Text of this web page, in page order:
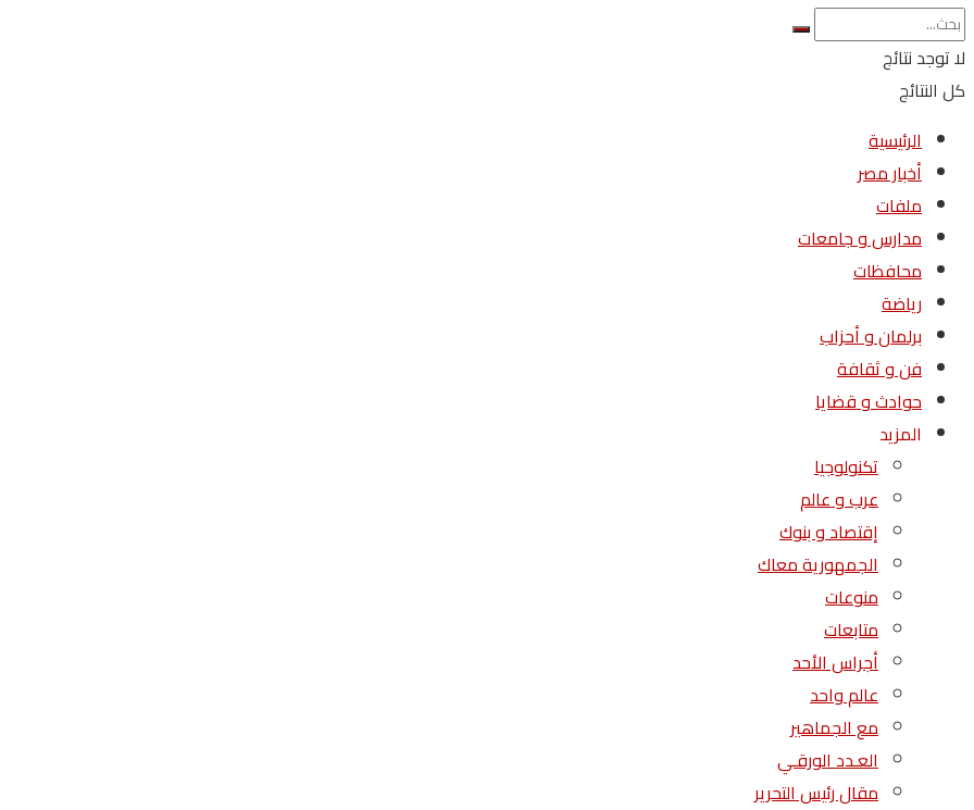
لا توجد نتائج
كل النتائج
الرئيسية
أخبار مصر
ملفات
مدارس و جامعات
محافظات
رياضة
برلمان و أحزاب
فن و ثقافة
حوادث و قضايا
المزيد
تكنولوجيا
عرب و عالم
إقتصاد و بنوك
الجمهورية معاك
منوعات
متابعات
أجراس الأحد
عالم واحد
مع الجماهير
العـدد الورقـي
مقال رئيس التحرير